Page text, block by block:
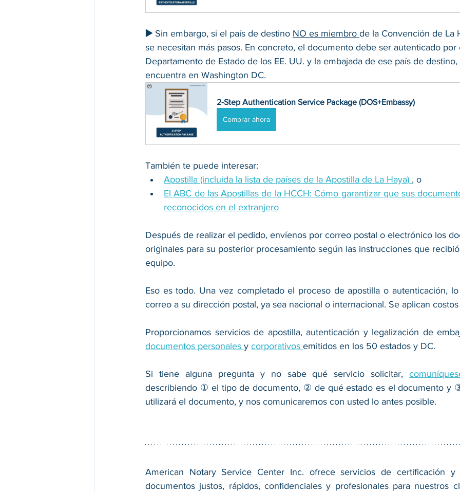
▶️ Sin embargo, si el país de destino NO es miembro de la Convención de La
se necesitan más pasos. En concreto, el documento debe ser autenticado
Departamento de Estado de los EE. UU. y la embajada de ese país de
encuentra en Washington DC.
2-Step Authentication Service Package (DOS+Embassy)
Comprar ahora
También te puede interesar:
Apostilla (incluida la lista de países de la Apostilla de La Haya) , o
El ABC de las Apostillas de la HCCH: Cómo garantizar que sus
reconocidos en el extranjero
Después de realizar el pedido, envíenos por correo postal o electrónico los
originales para su posterior procesamiento según las instrucciones que
equipo.
Eso es todo. Una vez completado el proceso de apostilla o autenticación,
correo a su dirección postal, ya sea nacional o internacional. Se aplican
documentos personales y corporativos emitidos en los 50 estados y DC.
Si tiene alguna pregunta y no sabe qué servicio solicitar,
describiendo ① el tipo de documento, ② de qué estado es el documento y
utilizará el documento, y nos comunicaremos con usted lo antes posible.
American Notary Service Center Inc. ofrece servicios de certificación y
documentos justos, rápidos, confidenciales y profesionales para nuestros